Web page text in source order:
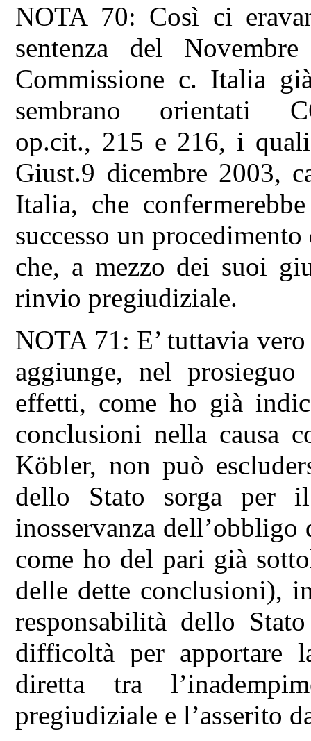
NOTA 70: Così ci
sentenza del
Commissione c. Italia
sembrano orientati
op.cit., 215 e 216, i
Giust.9 dicembre 2003,
Italia, che
successo un
che, a mezzo dei suoi
rinvio pregiudiziale.
NOTA 71: E’ tuttavia
aggiunge, nel
effetti, come ho già
conclusioni nella causa
Köbler, non può
dello Stato sorga per
inosservanza
come ho del pari già
delle dette conclusioni),
responsabilità dello
difficoltà per apportare
diretta tra
pregiudiziale e l’asserito